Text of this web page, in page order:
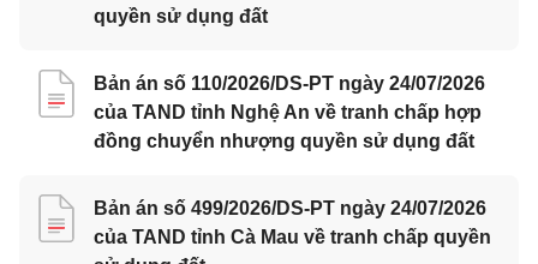
quyền sử dụng đất
Bản án số 110/2026/DS-PT ngày 24/07/2026
của TAND tỉnh Nghệ An về tranh chấp hợp
đồng chuyển nhượng quyền sử dụng đất
Bản án số 499/2026/DS-PT ngày 24/07/2026
của TAND tỉnh Cà Mau về tranh chấp quyền